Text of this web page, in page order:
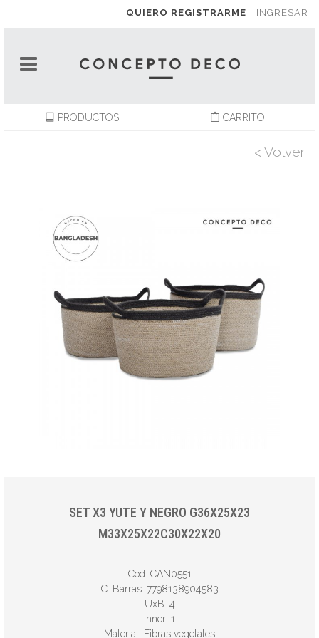
QUIERO REGISTRARME INGRESAR
PRODUCTOS CARRITO
< Volver
SET X3 YUTE Y NEGRO G36X25X23
M33X25X22C30X22X20
Cod: CAN0551
C. Barras: 7798138904583
UxB: 4
Inner: 1
Material: Fibras vegetales